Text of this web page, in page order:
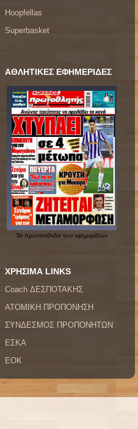
Hoopfellas
Superbasket
ΑΘΛΗΤΙΚΕΣ ΕΦΗΜΕΡΙΔΕΣ
Τα πρωτοσέλιδατων εφημερίδων
ΧΡΗΣΙΜΑ LINKS
Coach ΔΕΣΠΟΤΑΚΗΣ
ΑΤΟΜΙΚΗ ΠΡΟΠΟΝΗΣΗ
ΣΥΝΔΕΣΜΟΣ ΠΡΟΠΟΝΗΤΩΝ
ΕΣΚΑ
ΕΟΚ